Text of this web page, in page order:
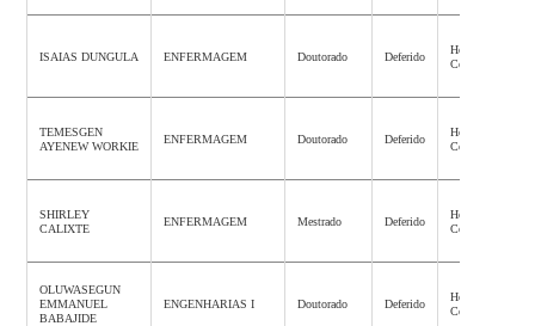
ISAIAS DUNGULA ENFERMAGEM Doutorado Deferido
Homologação
Concluída
TEMESGEN
AYENEW WORKIE
ENFERMAGEM Doutorado Deferido
Homologação
Concluída
SHIRLEY
CALIXTE
ENFERMAGEM Mestrado Deferido
Homologação
Concluída
OLUWASEGUN
EMMANUEL
BABAJIDE
ENGENHARIAS I Doutorado Deferido
Homologação
Concluída